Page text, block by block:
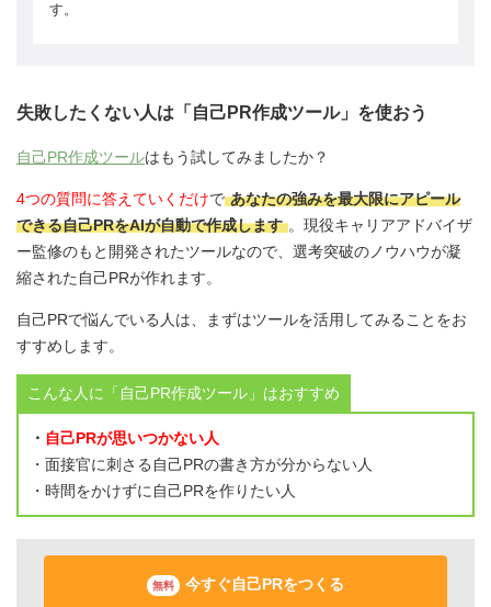
す。
失敗したくない人は「自己PR作成ツール」を使おう
自己PR作成ツールはもう試してみましたか？
4つの質問に答えていくだけで あなたの強みを最大限にアピール
できる自己PRをAIが自動で作成します 。現役キャリアアドバイザ
ー監修のもと開発されたツールなので、選考突破のノウハウが凝
縮された自己PRが作れます。
自己PRで悩んでいる人は、まずはツールを活用してみることをお
すすめします。
こんな人に「自己PR作成ツール」はおすすめ
・ 自己PRが思いつかない人
・面接官に刺さる自己PRの書き方が分からない人
・時間をかけずに自己PRを作りたい人
無料 今すぐ自己PRをつくる